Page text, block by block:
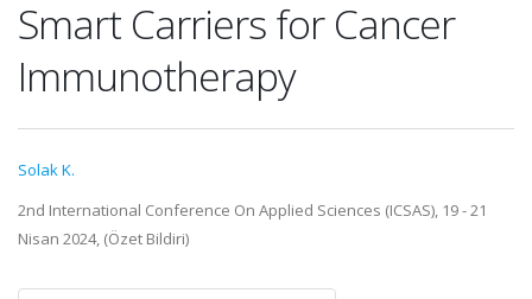
Smart Carriers for Cancer
Immunotherapy
Solak K.
2nd International Conference On Applied Sciences (ICSAS), 19 - 21
Nisan 2024, (Özet Bildiri)